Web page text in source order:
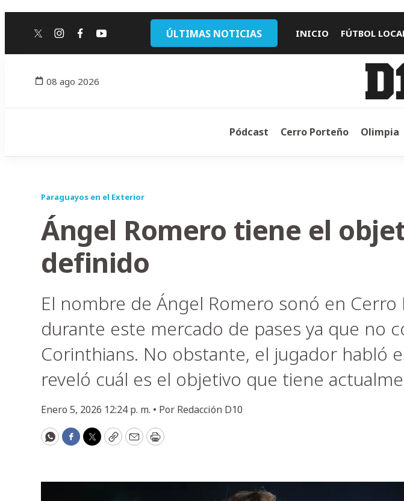
twitterinstagram
facebook
youtube ÚLTIMAS NOTICIAS INICIO FÚTBOL
08 ago 2026
Pódcast Cerro Porteño Olimpia
Paraguayos en el Exterior
Ángel Romero tiene el
definido
El nombre de Ángel Romero sonó en
durante este mercado de pases ya que no
Corinthians. No obstante, el jugador habló
reveló cuál es el objetivo que tiene
Enero 5, 2026 12:24 p. m. • Por Redacción D10
WhatsApp
Facebook
Twitter
CopyEmailPrint